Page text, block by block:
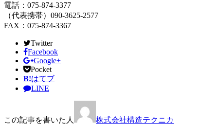
電話：075-874-3377
（代表携帯）090-3625-2577
FAX：075-874-3367
Twitter
Facebook
Google+
Pocket
B!はてブ
LINE
この記事を書いた人 株式会社構造テクニカ